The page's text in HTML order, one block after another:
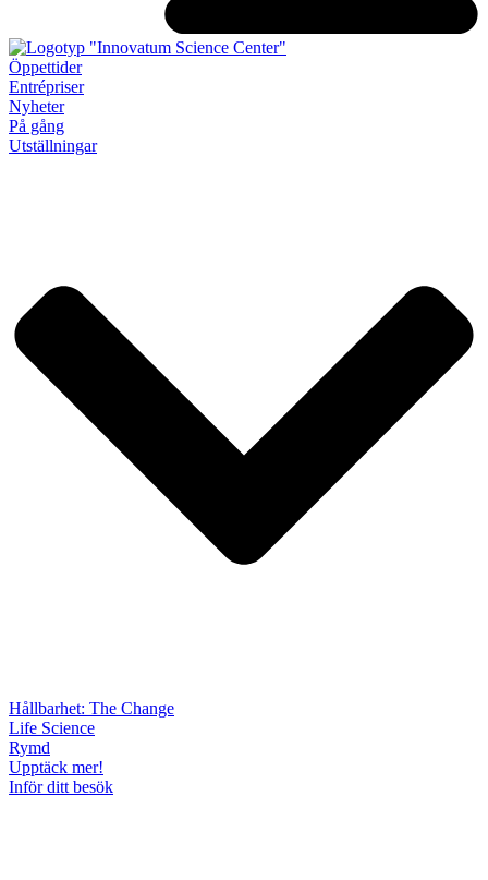
Öppettider
Entrépriser
Nyheter
På gång
Utställningar
Hållbarhet: The Change
Life Science
Rymd
Upptäck mer!
Inför ditt besök